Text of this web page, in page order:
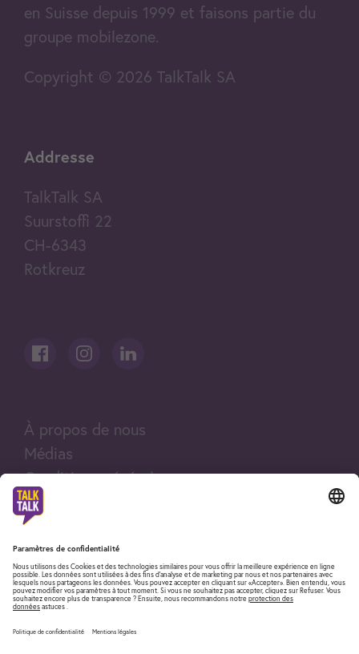
en Suisse depuis 1999 et faisons partie du
groupe mobilezone.
Copyright © 2026 TalkTalk SA
Addresse
TalkTalk SA
Suurstoffi 22
CH-6343
Rotkreuz
À propos de nous
Médias
Conditions générales
Mentions légales
Impressum
Fair Use Policy